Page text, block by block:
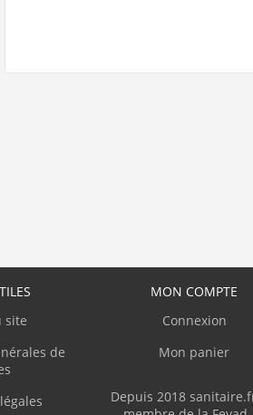
site
de
MON COMPTE
Connexion
Mon panier
Depuis 2018